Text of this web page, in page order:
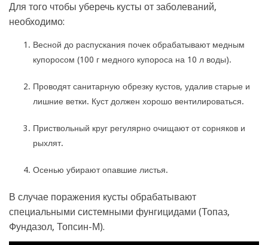
Для того чтобы уберечь кусты от заболеваний,
необходимо:
Весной до распускания почек обрабатывают медным
купоросом (100 г медного купороса на 10 л воды).
Проводят санитарную обрезку кустов, удалив старые и
лишние ветки. Куст должен хорошо вентилироваться.
Приствольный круг регулярно очищают от сорняков и
рыхлят.
Осенью убирают опавшие листья.
В случае поражения кусты обрабатывают
специальными системными фунгицидами (Топаз,
Фундазол, Топсин-М).